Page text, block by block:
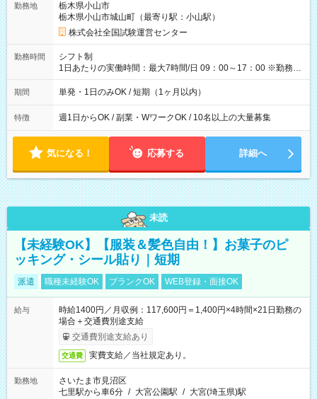
例】 ・河合塾模擬試験 8:30～17:30（休憩1時間） 時給1,300円
×8時間＝日収10,400円＋交通費 ※当日の役割により時給＋100
円の場合あり ・国家試験 7:00～13:30（休憩なし） 時給1,300
円（役割手当＋100円）×6時間＝日収8,400円＋交通費 【試用期
間】試用期間なし
勤務地
栃木県小山市
栃木県小山市城山町（最寄り駅：小山駅）
株式会社全国試験運営センター
勤務時間
シフト制
1日あたりの実働時間：最大7時間/日 09：00～17：00 ※勤務時
間は 試験により異なります。
期間 単発・1日のみOK / 短期（1ヶ月以内）
特徴 週1日からOK / 副業・WワークOK / 10名以上の大量募集
気になる！ 応募する 詳細へ
未読
【未経験OK】【服装＆髪色自由！】お菓子のピ
ッキング・シール貼り｜短期
派遣 職種未経験OK ブランクOK WEB登録・面接OK
給与
時給1400円／月収例：117,600円＝1,400円×4時間×21日勤務の
場合＋交通費別途支給
交通費別途支給あり
交通費 実費支給／当社規定あり。
勤務地
さいたま市見沼区
七里駅から車6分 / 大宮公園駅 / 大宮(埼玉県)駅